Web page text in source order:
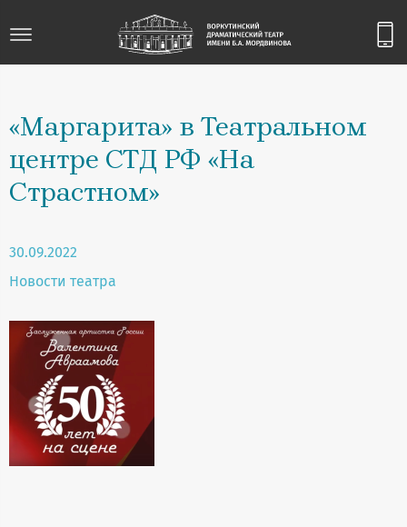
«Маргарита» в Театральном
центре СТД РФ «На
Страстном»
30.09.2022
Новости театра